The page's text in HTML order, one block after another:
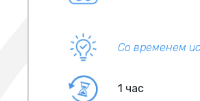
Со временем
1 час